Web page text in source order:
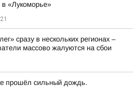
«Лукоморье»
сразу в нескольких регионах –
массово жалуются на сбои
прошёл сильный дождь.